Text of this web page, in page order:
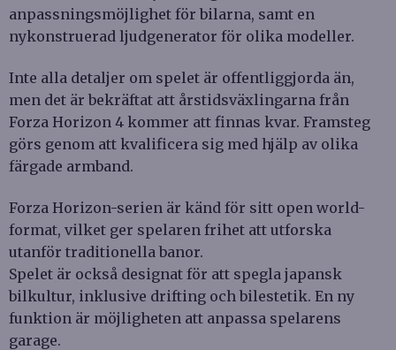
anpassningsmöjlighet för bilarna, samt en
nykonstruerad ljudgenerator för olika modeller.
Inte alla detaljer om spelet är offentliggjorda än,
men det är bekräftat att årstidsväxlingarna från
Forza Horizon 4 kommer att finnas kvar. Framsteg
görs genom att kvalificera sig med hjälp av olika
färgade armband.
Forza Horizon-serien är känd för sitt open world-
format, vilket ger spelaren frihet att utforska
utanför traditionella banor.
Spelet är också designat för att spegla japansk
bilkultur, inklusive drifting och bilestetik. En ny
funktion är möjligheten att anpassa spelarens
garage.